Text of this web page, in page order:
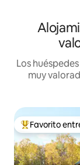
Los
muy
Favorito entre
Favorito